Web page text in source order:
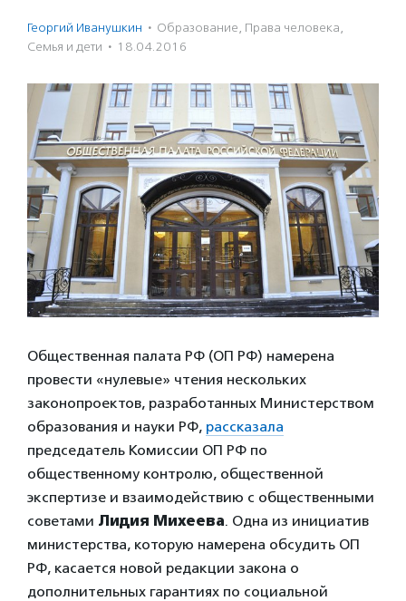
Георгий Иванушкин · Образование, Права человека,
Семья и дети · 18.04.2016
Общественная палата РФ (ОП РФ) намерена
провести «нулевые» чтения нескольких
законопроектов, разработанных Министерством
образования и науки РФ, рассказала
председатель Комиссии ОП РФ по
общественному контролю, общественной
экспертизе и взаимодействию с общественными
советами Лидия Михеева. Одна из инициатив
министерства, которую намерена обсудить ОП
РФ, касается новой редакции закона о
дополнительных гарантиях по социальной